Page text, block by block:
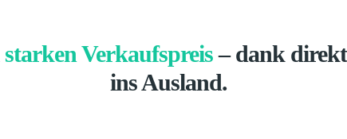
starken Verkaufspreis– dank
ins Ausland.